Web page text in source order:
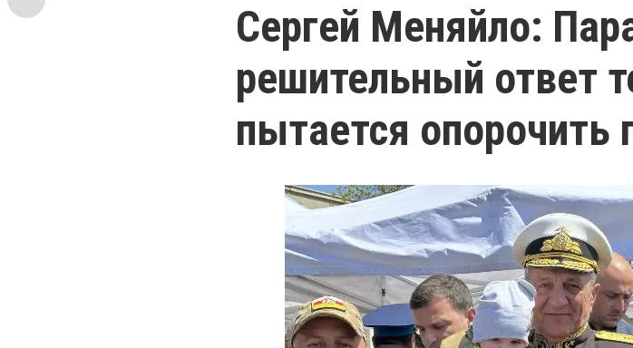
Сергей Меняйло:
решительный ответ
пытается опорочить